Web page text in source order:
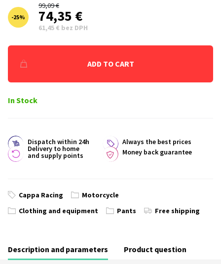
-25%
99,09 €
74,35 €
61,45 € bez DPH
ADD TO CART
In Stock
Dispatch within 24h Always the best prices
Delivery to home
and supply points Money back guarantee
Cappa Racing
Motorcycle
Clothing and equipment
Pants Free shipping
Description and parameters Product question